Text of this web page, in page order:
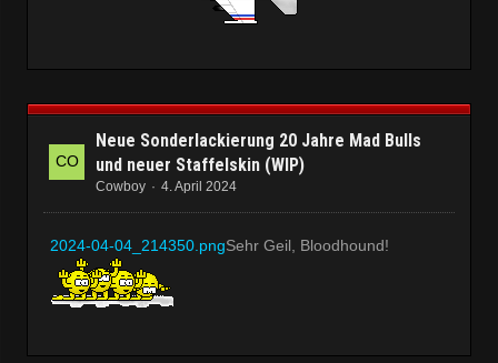
Neue Sonderlackierung 20 Jahre Mad Bulls
und neuer Staffelskin (WIP)
Cowboy 4. April 2024
2024-04-04_214350.pngSehr Geil, Bloodhound!